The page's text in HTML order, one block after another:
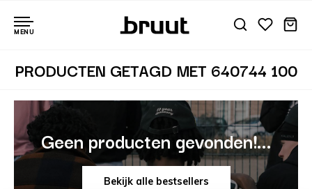
MENU
PRODUCTEN GETAGD MET 640744 100
Geen producten gevonden!...
Bekijk alle bestsellers